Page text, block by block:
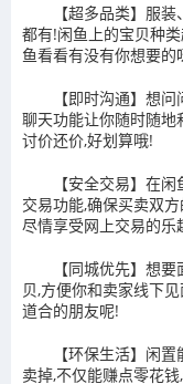
【超多品类】服
都有!闲鱼上的宝贝种
鱼看看有没有你想要的
【即时沟通】想
聊天功能让你随时随地
讨价还价,好划算哦!
【安全交易】在
交易功能,确保买卖双
尽情享受网上交易的乐
【同城优先】想
贝,方便你和卖家线下
道合的朋友呢!
【环保生活】闲
卖掉,不仅能赚点零花